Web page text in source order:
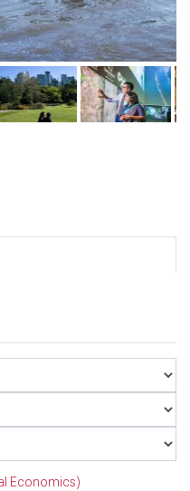
Economics)